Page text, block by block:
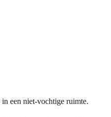
een niet-vochtige ruimte.